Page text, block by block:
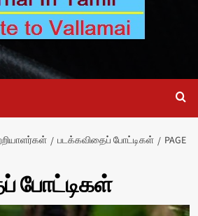
படக்கவிதைப் போட்டிகள்
PAGE
போட்டிகள்